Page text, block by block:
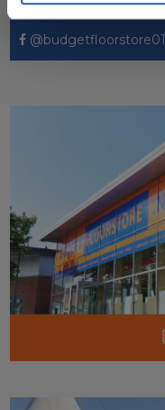
@budgetfloorstore01